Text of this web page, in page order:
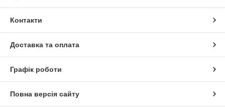
Контакти
Доставка та оплата
Графік роботи
Повна версія сайту